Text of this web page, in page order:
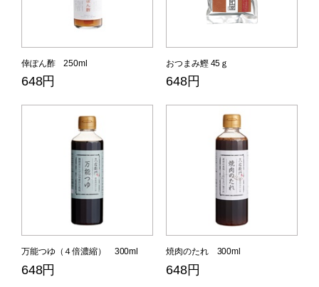
倖ぽん酢 250ml
648円
おつまみ鰹 45ｇ
648円
万能つゆ（４倍濃縮） 300ml
648円
焼肉のたれ 300ml
648円